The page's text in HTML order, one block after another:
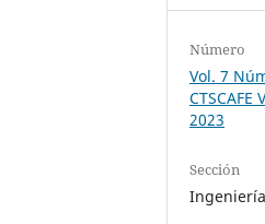
Número
Vol. 7
2023
Sección